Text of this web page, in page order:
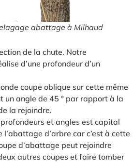
abattage à Milhaud
de la chute. Notre
d’une profondeur d’un
coupe oblique sur cette même
un angle de 45 ° par rapport à la
la rejoindre.
et angles est capital
l’abattage d’arbre car c’est à cette
d’abattage peut rejoindre
autres coupes et faire tomber